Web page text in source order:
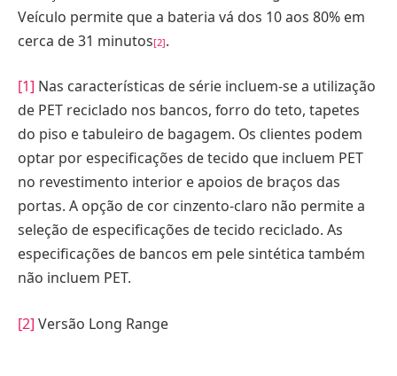
Veículo permite que a bateria vá dos 10 aos 80% em
cerca de 31 minutos[2].
[1] Nas características de série incluem-se a utilização
de PET reciclado nos bancos, forro do teto, tapetes
do piso e tabuleiro de bagagem. Os clientes podem
optar por especificações de tecido que incluem PET
no revestimento interior e apoios de braços das
portas. A opção de cor cinzento-claro não permite a
seleção de especificações de tecido reciclado. As
especificações de bancos em pele sintética também
não incluem PET.
[2] Versão Long Range